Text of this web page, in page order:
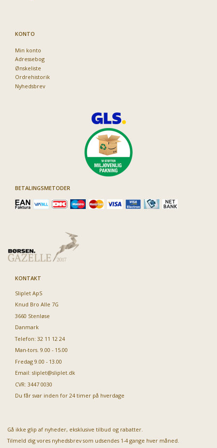
KONTO
Min konto
Adressebog
Ønskeliste
Ordrehistorik
Nyhedsbrev
BETALINGSMETODER
KONTAKT
Sliplet ApS
Knud Bro Alle 7G
3660 Stenløse
Danmark
Telefon: 32 11 12 24
Man-tors. 9.00 - 15.00
Fredag 9.00 - 13.00
Email: sliplet@sliplet.dk
CVR: 3447 0030
Du får svar inden for 24 timer på hverdage
Gå ikke glip af nyheder, eksklusive tilbud og rabatter.
Tilmeld dig vores nyhedsbrev som udsendes 1-4 gange hver måned.